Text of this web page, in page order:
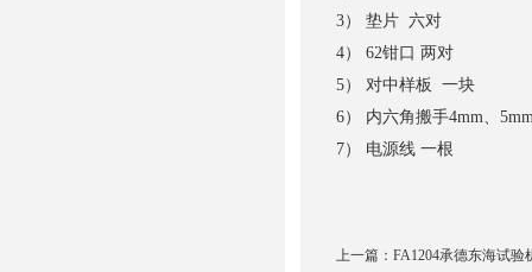
3） 垫片 六对
4） 62钳口 两对
5） 对中样板 一块
6） 内六角搬手4mm、
7） 电源线 一根
上一篇： FA1204承德东海试